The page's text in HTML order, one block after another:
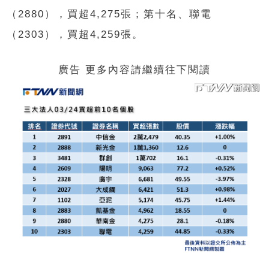
（2880），買超4,275張；第十名、聯電
（2303），買超4,259張。
廣告 更多內容請繼續往下閱讀